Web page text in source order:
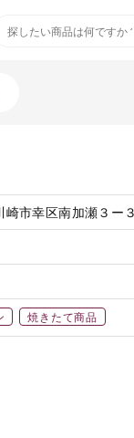
市幸区南加瀬３ー
焼きたて商品